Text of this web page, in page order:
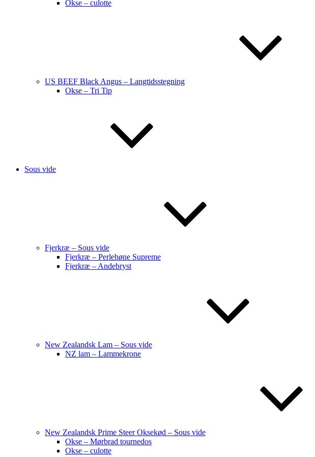
Okse – culotte
US BEEF Black Angus – Langtidsstegning
Okse – Tri Tip
Sous vide
Fjerkræ – Sous vide
Fjerkræ – Perlehøne Supreme
Fjerkræ – Andebryst
New Zealandsk Lam – Sous vide
NZ lam – Lammekrone
New Zealandsk Prime Steer Oksekød – Sous vide
Okse – Mørbrad tournedos
Okse – culotte